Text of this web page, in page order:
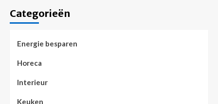
Categorieën
Energie besparen
Horeca
Interieur
Keuken